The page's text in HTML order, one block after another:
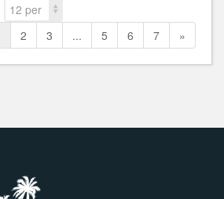
12 per
page
2 3 ... 5 6 7 »